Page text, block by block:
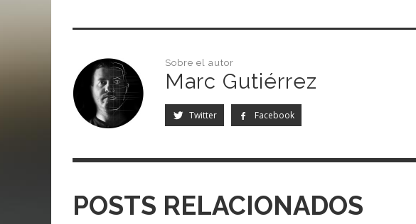
Sobre el autor
Marc Gutiérrez
Twitter Facebook
POSTS RELACIONADOS